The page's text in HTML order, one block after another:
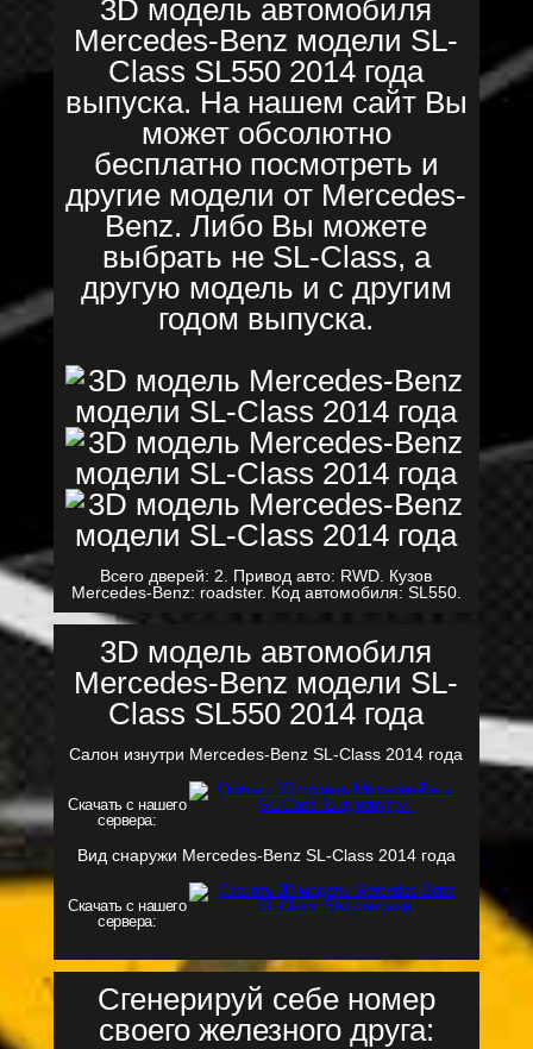
3D модель автомобиля
Mercedes-Benz модели SL-
Class SL550 2014 года
выпуска. На нашем сайт Вы
может обсолютно
бесплатно посмотреть и
другие модели от Mercedes-
Benz. Либо Вы можете
выбрать не SL-Class, а
другую модель и с другим
годом выпуска.
Всего дверей: 2. Привод авто: RWD. Кузов
Mercedes-Benz: roadster. Код автомобиля: SL550.
3D модель автомобиля
Mercedes-Benz модели SL-
Class SL550 2014 года
Салон изнутри Mercedes-Benz SL-Class 2014 года
Скачать с нашего
сервера:
Вид снаружи Mercedes-Benz SL-Class 2014 года
Скачать с нашего
сервера:
Сгенерируй себе номер
своего железного друга: